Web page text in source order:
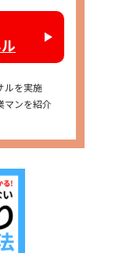
ルを実施
マンを紹介